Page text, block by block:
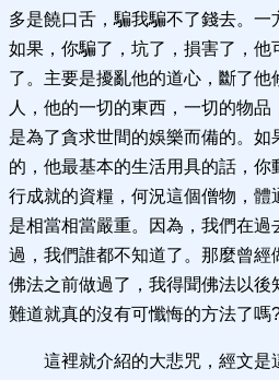
多是饒口舌，騙我騙不了錢去。一
如果，你騙了，坑了，損害了，他
了。主要是擾亂他的道心，斷了
人，他的一切的東西，一切的物
是為了貪求世間的娛樂而備的。
的，他最基本的生活用具的話，
行成就的資糧，何況這個僧物，體
是相當相當嚴重。因為，我們在
過，我們誰都不知道了。那麼曾經
佛法之前做過了，我得聞佛法以後
難道就真的沒有可懺悔的方法了嗎
這裡就介紹的大悲咒，經文是